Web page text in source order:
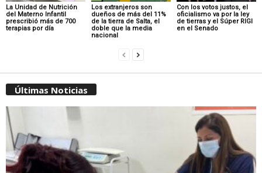
La Unidad de Nutrición
del Materno Infantil
prescribió más de 700
terapias por día
Los extranjeros son
dueños de más del 11%
de la tierra de Salta, el
doble que la media
nacional
Con los votos justos, el
oficialismo va por la ley
de tierras y el Súper RIGI
en el Senado
Últimas Noticias